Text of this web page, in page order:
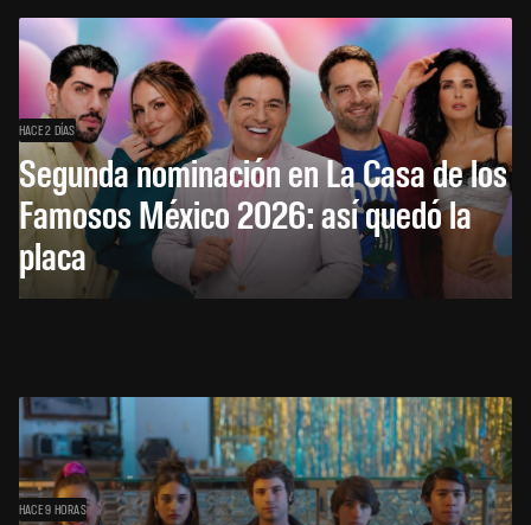
HACE 2 DÍAS
Segunda nominación en La Casa de los
Famosos México 2026: así quedó la
placa
HACE 9 HORAS